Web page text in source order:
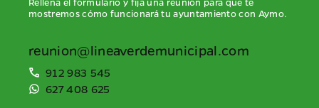
mostremos cómo funcionará tu ayuntamiento con Aymo.
reunion@lineaverdemunicipal.com
912 983 545
627 408 625